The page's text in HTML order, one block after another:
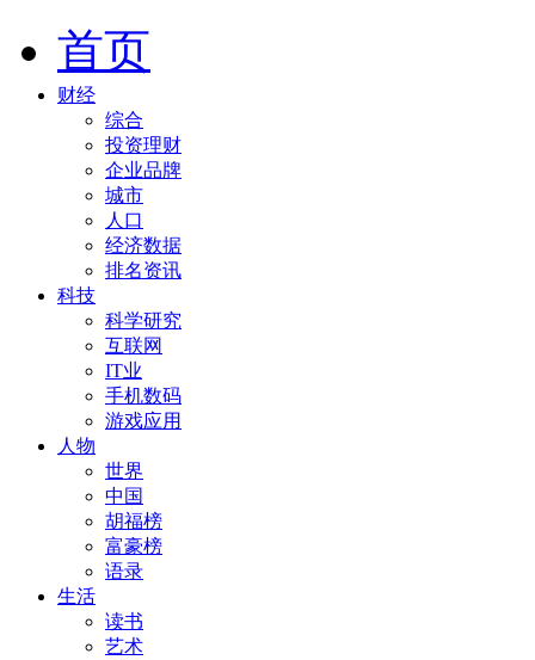
首页
财经
综合
投资理财
企业品牌
城市
人口
经济数据
排名资讯
科技
科学研究
互联网
IT业
手机数码
游戏应用
人物
世界
中国
胡福榜
富豪榜
语录
生活
读书
艺术